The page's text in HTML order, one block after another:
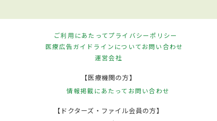
ご利用にあたってプライバシーポリシー
医療広告ガイドラインについてお問い合わせ
運営会社
【医療機関の方】
情報掲載にあたって お問い合わせ
【ドクターズ・ファイル会員の方】